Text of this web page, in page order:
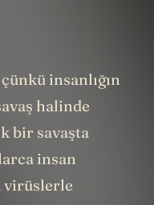
insanlığın
halinde
bir savaşta
insan